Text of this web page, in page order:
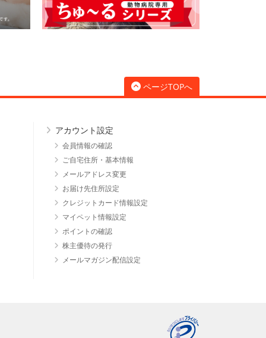
ページTOPへ
アカウント設定
会員情報の確認
ご自宅住所・基本情報
メールアドレス変更
お届け先住所設定
クレジットカード情報設定
マイペット情報設定
ポイントの確認
株主優待の発行
メールマガジン配信設定